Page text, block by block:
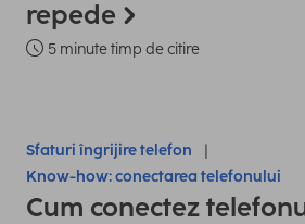
repede
5 minute timp de citire
Sfaturi îngrijire telefon
Know-how: conectarea telefonului
Cum conectez